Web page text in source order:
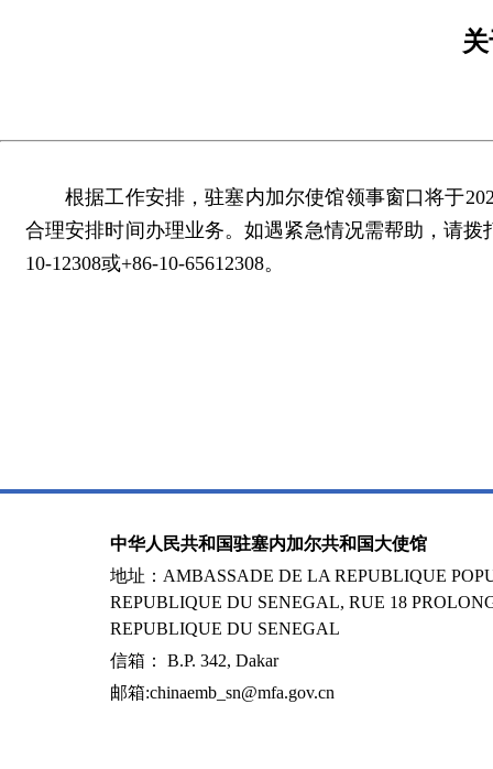
根据工作安排，驻塞内加尔使馆领事窗口将于
合理安排时间办理业务。如遇紧急情况需帮助，请拨
10-12308或+86-10-65612308。
中华人民共和国驻塞内加尔共和国大使馆
地址：AMBASSADE DE LA REPUBLIQUE
REPUBLIQUE DU SENEGAL, RUE 18
REPUBLIQUE DU SENEGAL
信箱： B.P. 342, Dakar
邮箱:chinaemb_sn@mfa.gov.cn